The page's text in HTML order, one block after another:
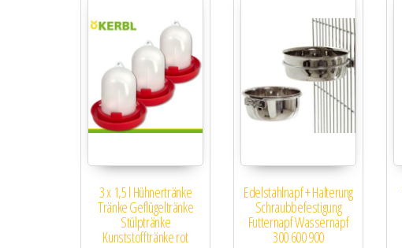
3 x 1,5 l Hühnertränke
Tränke Geflügeltränke
Stülptränke
Kunststofftränke rot
Edelstahlnapf + Halterung
Schraubbefestigung
Futternapf Wassernapf
300 600 900